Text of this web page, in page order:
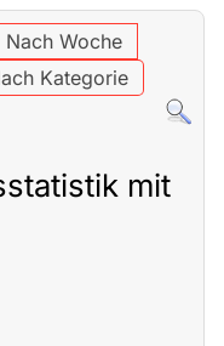
Nach Woche
Kategorie
mit